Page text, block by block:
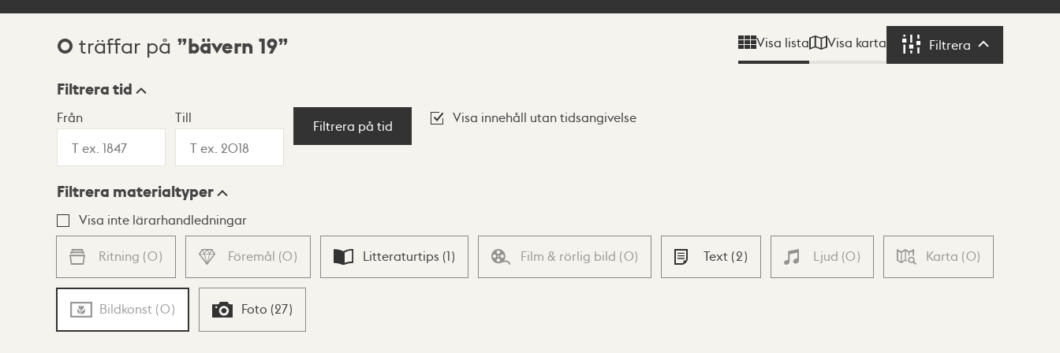
Sökresultat
0 träffar på bävern 19 Visa lista Visa karta Filtrera Filtrera
Visningsläge
Lista Karta
Filtrera tid
Från Till
Filtrera på tid
Visa innehåll utan tidsangivelse
Filtrera materialtyper
Visa inte lärarhandledningar
Ritning (0) Föremål (0) Litteraturtips (1) Film & rörlig bild (0) Text (2) Ljud (0) Karta (0)
Bildkonst (0) Foto (27)